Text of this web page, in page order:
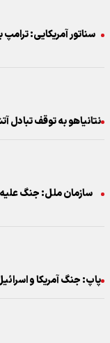
سناتور آمریکایی: ترامپ
نتانیاهو به توقف تبادل
سازمان ملل: جنگ علیه
پاپ: جنگ آمریکا و